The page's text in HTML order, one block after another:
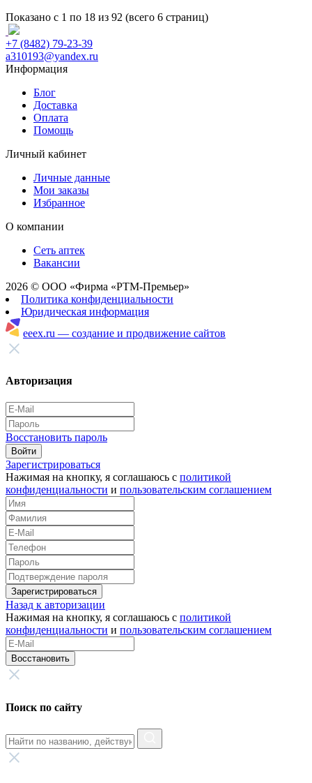
Показано с 1 по 18 из 92 (всего 6 страниц)
+7 (8482) 79-23-39
a310193@yandex.ru
Информация
Блог
Доставка
Оплата
Помощь
Личный кабинет
Личные данные
Мои заказы
Избранное
О компании
Сеть аптек
Вакансии
2026 © ООО «Фирма «РТМ-Премьер»
Политика конфиденциальности
Юридическая информация
eeex.ru — создание и продвижение сайтов
Авторизация
Восстановить пароль
Войти
Зарегистрироваться
Нажимая на кнопку, я соглашаюсь с политикой
конфиденциальности и пользовательским соглашением
Зарегистрироваться
Назад к авторизации
Нажимая на кнопку, я соглашаюсь с политикой
конфиденциальности и пользовательским соглашением
Восстановить
Поиск по сайту